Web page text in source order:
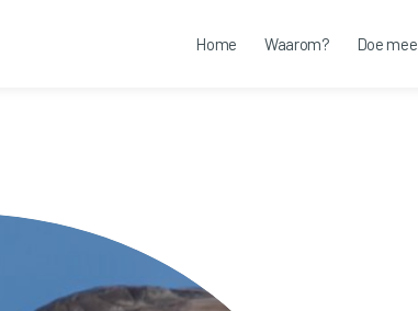
Home Waarom? Doe mee